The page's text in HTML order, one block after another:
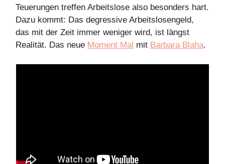
Teuerungen treffen Arbeitslose also besonders hart.
Dazu kommt: Das degressive Arbeitslosengeld,
das mit der Zeit immer weniger wird, ist längst
Realität. Das neue Moment Mal mit Barbara Blaha.